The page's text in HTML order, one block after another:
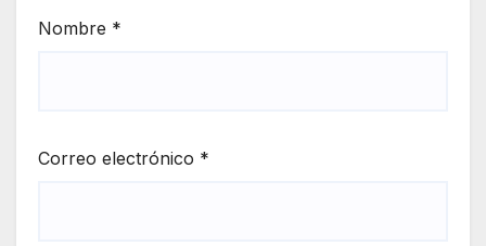
Nombre *
Correo electrónico *